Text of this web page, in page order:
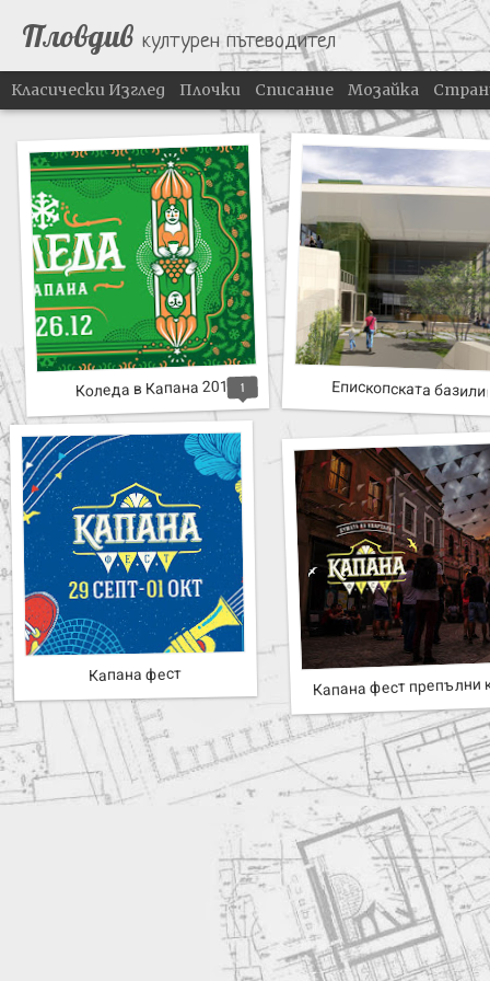
Пловдив културен пътеводител
Класически Изглед Плочки Списание Мозайка
Коледа в Капана 2017 1 Епископската
Капана фест Капана фест препълни